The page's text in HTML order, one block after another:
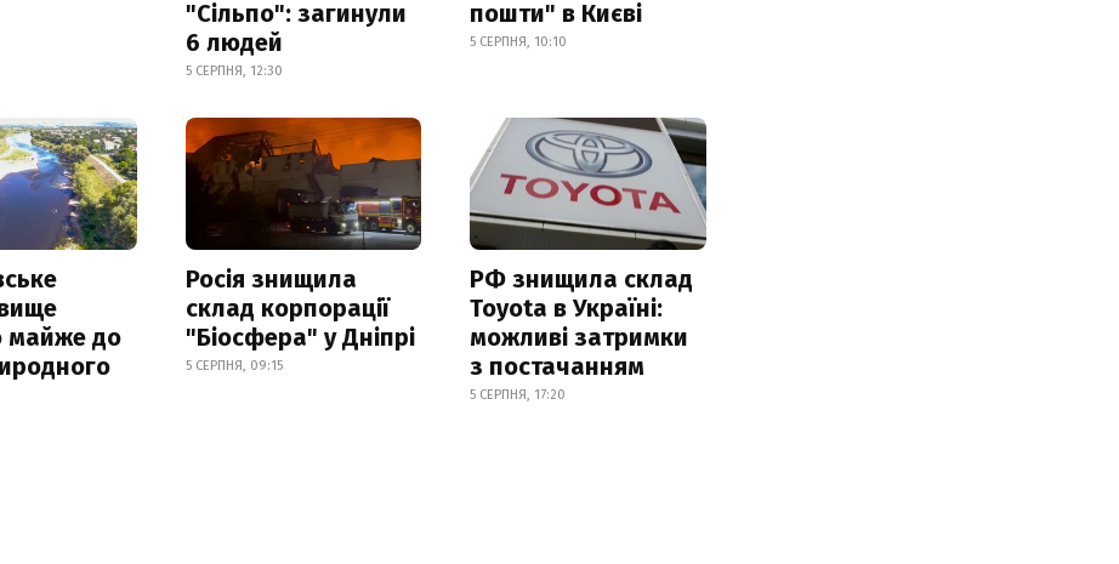
"Сільпо": загинули
6 людей
5 СЕРПНЯ, 12:30
пошти" в Києві
5 СЕРПНЯ, 10:10
майже до
Росія знищила
склад корпорації
"Біосфера" у Дніпрі
5 СЕРПНЯ, 09:15
РФ знищила склад
Toyota в Україні:
можливі затримки
з постачанням
5 СЕРПНЯ, 17:20